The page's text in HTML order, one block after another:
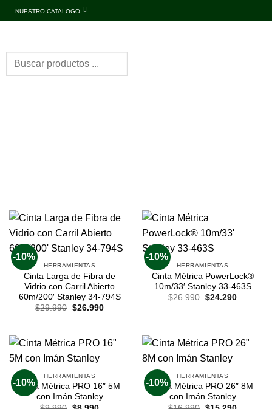
NUESTRO CATALOGO
-10%
HERRAMIENTAS
Cinta Larga de Fibra de
Vidrio con Carril Abierto
60m/200′ Stanley 34-794S
$29.990 $26.990
-10%
HERRAMIENTAS
Cinta Métrica PowerLock®
10m/33′ Stanley 33-463S
$26.990 $24.290
-10%
HERRAMIENTAS
Cinta Métrica PRO 16″ 5M
con Imán Stanley
-10%
HERRAMIENTAS
Cinta Métrica PRO 26″ 8M
con Imán Stanley